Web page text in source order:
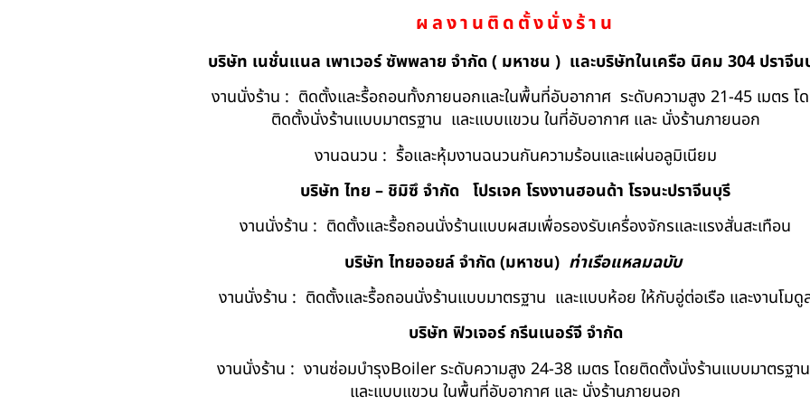
ผลงานติดตั้งนั่งร้าน
บริษัท เนชั่นแนล เพาเวอร์ ซัพพลาย จำกัด ( มหาชน ) และบริษัทในเครือ นิคม 304 ปราจีน
งานนั่งร้าน : ติดตั้งและรื้อถอนทั้งภายนอกและในพื้นที่อับอากาศ ระดับความสูง 21-45 เมตร โ
ติดตั้งนั่งร้านแบบมาตรฐาน และแบบแขวน ในที่อับอากาศ และ นั่งร้านภายนอก
งานฉนวน : รื้อและหุ้มงานฉนวนกันความร้อนและแผ่นอลูมิเนียม
บริษัท ไทย – ชิมิซึ จำกัด โปรเจค โรงงานฮอนด้า โรจนะปราจีนบุรี
งานนั่งร้าน : ติดตั้งและรื้อถอนนั่งร้านแบบผสมเพื่อรองรับเครื่องจักรและแรงสั่นสะเทือน
บริษัท ไทยออยล์ จํากัด (มหาชน) ท่าเรือแหลมฉบับ
งานนั่งร้าน : ติดตั้งและรื้อถอนนั่งร้านแบบมาตรฐาน และแบบห้อย ให้กับอู่ต่อเรือ และงานโมดู
บริษัท ฟิวเจอร์ กรีนเนอร์จี จำกัด
งานนั่งร้าน : งานซ่อมบำรุงBoiler ระดับความสูง 24-38 เมตร โดยติดตั้งนั่งร้านแบบมาตรฐาน
และแบบแขวน ในพื้นที่อับอากาศ และ นั่งร้านภายนอก